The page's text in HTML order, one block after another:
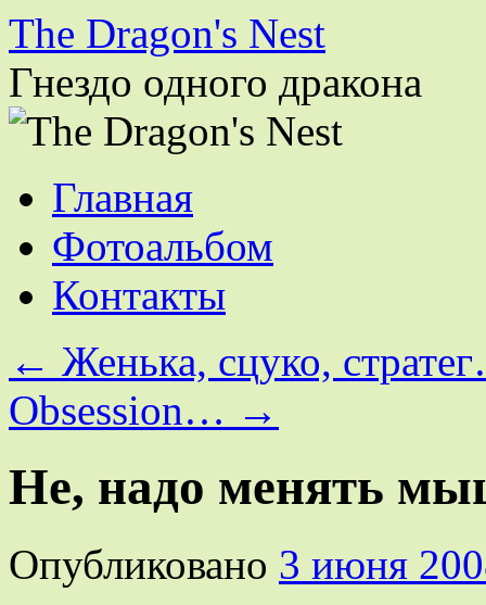
The Dragon's Nest
Гнездо одного дракона
Перейти
содержимому
Главная
Фотоальбом
Контакты
← Женька, сцуко,
Obsession… →
Не, надо менять
Опубликовано 3 июня